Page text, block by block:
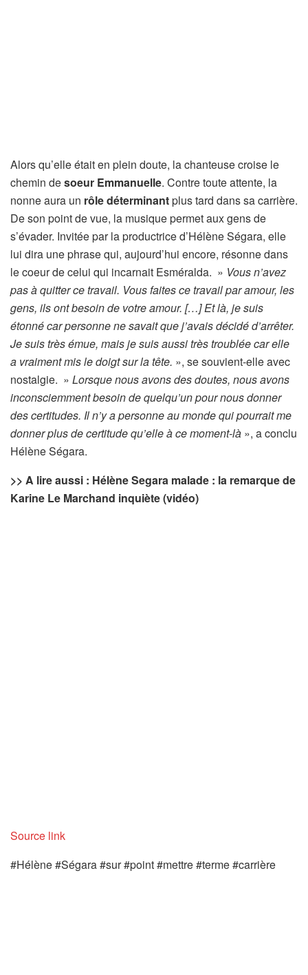
Alors qu’elle était en plein doute, la chanteuse croise le
chemin desoeur Emmanuelle. Contre toute attente, la
nonne aura un rôle déterminantplus tard dans sa carrière.
De son point de vue, la musique permet aux gens de
s’évader. Invitée par la productrice d’Hélène Ségara, elle
lui dira une phrase qui, aujourd’hui encore, résonne dans
le coeur de celui qui incarnait Esméralda. » Vous n’avez
pas à quitter ce travail. Vous faites ce travail par amour, les
gens, ils ont besoin de votre amour. […] Et là, je suis
étonné car personne ne savait que j’avais décidé d’arrêter.
Je suis très émue, mais je suis aussi très troublée car elle
a vraiment mis le doigt sur la tête. », se souvient-elle avec
nostalgie. » Lorsque nous avons des doutes, nous avons
inconsciemment besoin de quelqu’un pour nous donner
des certitudes. Il n’y a personne au monde qui pourrait me
donner plus de certitude qu’elle à ce moment-là », a conclu
Hélène Ségara.
>> A lire aussi : Hélène Segara malade : la remarque de
Karine Le Marchand inquiète (vidéo)
Source link
#Hélène #Ségara #sur #point #mettre #terme #carrière